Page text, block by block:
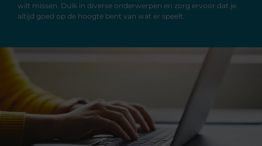
wilt missen. Duik in diverse onderwerpen en zorg ervoor dat je
altijd goed op de hoogte bent van wat er speelt.